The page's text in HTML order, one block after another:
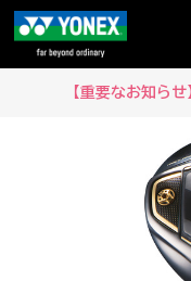
【重要なお知ら